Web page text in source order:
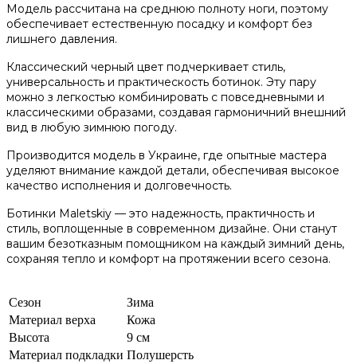
Модель рассчитана на среднюю полноту ноги, поэтому
обеспечивает естественную посадку и комфорт без
лишнего давления.
Классический черный цвет подчеркивает стиль,
универсальность и практическость ботинок. Эту пару
можно з легкостью комбинировать с повседневными и
классическими образами, создавая гармоничний внешний
вид в любую зимнюю погоду.
Производится модель в Украине, где опытные мастера
уделяют внимание каждой детали, обеспечивая высокое
качество исполнения и долговечность.
Ботинки Maletskiy — это надежность, практичность и
стиль, воплощенные в современном дизайне. Они станут
вашим безотказным помощником на каждый зимний день,
сохраняя тепло и комфорт на протяжении всего сезона.
Сезон
Зима
Материал верха
Кожа
Высота
9 см
Материал подкладки Полушерсть